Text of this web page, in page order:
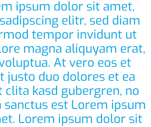
ipsum dolor sit amet,
elitr, sed diam
tempor invidunt ut
magna aliquyam erat,
At vero eos et
justo duo dolores et ea
clita kasd gubergren, no
sanctus est Lorem ipsum
Lorem ipsum dolor sit